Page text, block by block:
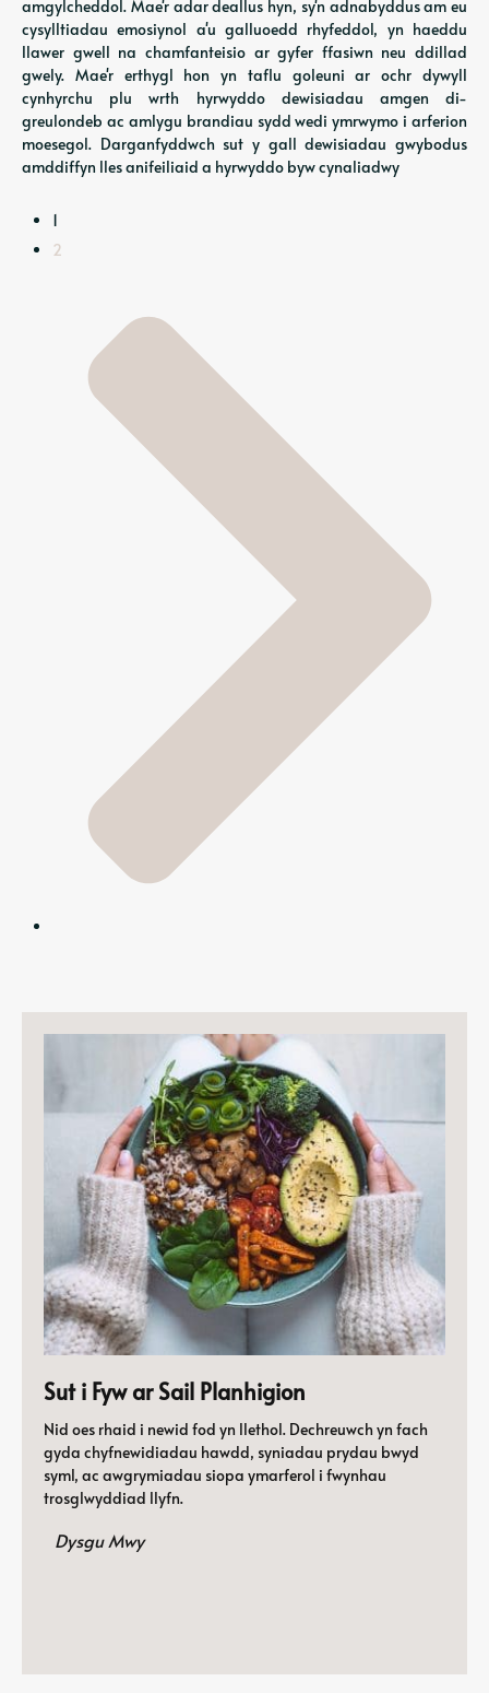
amgylcheddol. Mae'r adar deallus hyn, sy'n adnabyddus am eu
cysylltiadau emosiynol a'u galluoedd rhyfeddol, yn haeddu
llawer gwell na chamfanteisio ar gyfer ffasiwn neu ddillad
gwely. Mae'r erthygl hon yn taflu goleuni ar ochr dywyll
cynhyrchu plu wrth hyrwyddo dewisiadau amgen di-
greulondeb ac amlygu brandiau sydd wedi ymrwymo i arferion
moesegol. Darganfyddwch sut y gall dewisiadau gwybodus
amddiffyn lles anifeiliaid a hyrwyddo byw cynaliadwy
1
2
Sut i Fyw ar Sail Planhigion
Nid oes rhaid i newid fod yn llethol. Dechreuwch yn fach
gyda chyfnewidiadau hawdd, syniadau prydau bwyd
syml, ac awgrymiadau siopa ymarferol i fwynhau
trosglwyddiad llyfn.
Dysgu Mwy